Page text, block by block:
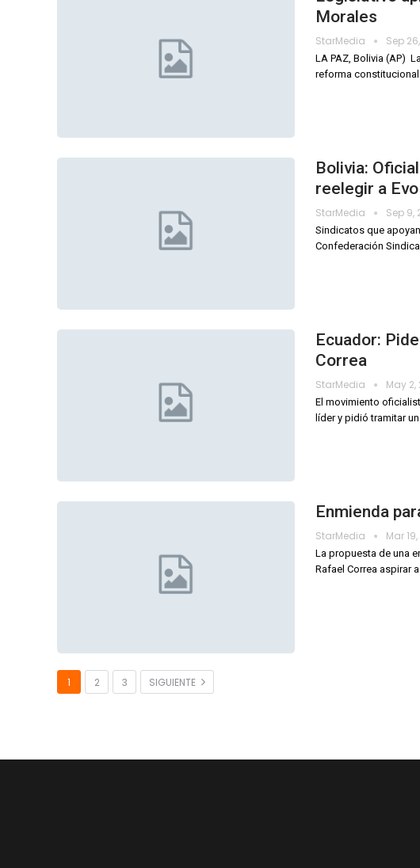
Morales
StarMedia Sep
LA PAZ, Bolivia (AP)
reforma
Bolivia:
reelegir a
StarMedia Sep 9,
Sindicatos que
Confederación
Ecuador:
Correa
StarMedia May 2,
El movimiento
líder y pidió tramitar
Enmienda
StarMedia Mar
La propuesta de una
Rafael Correa aspirar
1 2 3 SIGUIENTE